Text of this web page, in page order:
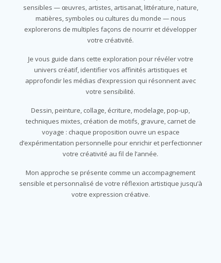
sensibles — œuvres, artistes, artisanat, littérature, nature,
matières, symboles ou cultures du monde — nous
explorerons de multiples façons de nourrir et développer
votre créativité.
Je vous guide dans cette exploration pour révéler votre
univers créatif, identifier vos affinités artistiques et
approfondir les médias d’expression qui résonnent avec
votre sensibilité.
Dessin, peinture, collage, écriture, modelage, pop-up,
techniques mixtes, création de motifs, gravure, carnet de
voyage : chaque proposition ouvre un espace
d’expérimentation personnelle pour enrichir et perfectionner
votre créativité au fil de l’année.
Mon approche se présente comme un accompagnement
sensible et personnalisé de votre réflexion artistique jusqu’à
votre expression créative.